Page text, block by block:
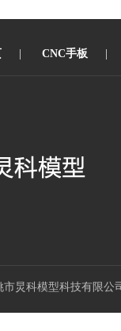
CNC手板
市炅科模型科技有限公